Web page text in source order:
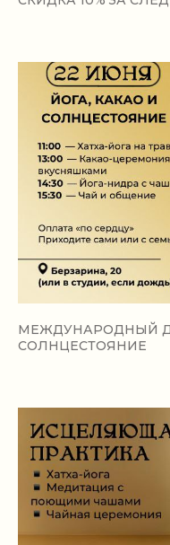
МЕЖДУНАРОДНЫЙ
СОЛНЦЕСТОЯНИЕ